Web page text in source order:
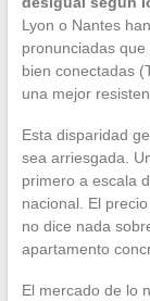
Lyon o Nantes
pronunciadas
bien conectadas
una mejor
Esta disparidad
sea arriesgada.
primero a escala
nacional. El
no dice nada
apartamento
El mercado de lo